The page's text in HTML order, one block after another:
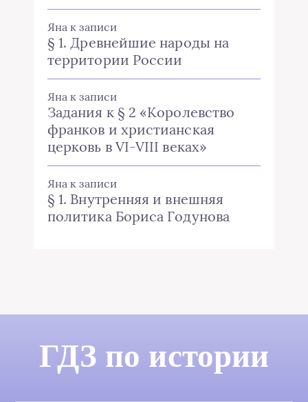
Яна к записи
§ 1. Древнейшие народы на
территории России
Яна к записи
Задания к § 2 «Королевство
франков и христианская
церковь в VI-VIII веках»
Яна к записи
§ 1. Внутренняя и внешняя
политика Бориса Годунова
ГДЗ по истории